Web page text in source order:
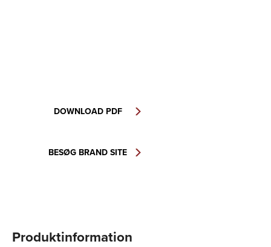
DOWNLOAD PDF
BESØG BRAND SITE
Produktinformation